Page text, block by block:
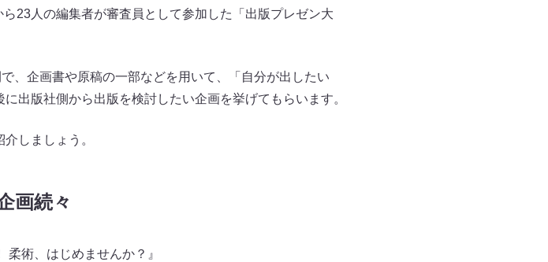
23人の編集者が審査員として参加した「出版プレゼン大
、企画書や原稿の一部などを用いて、「自分が出したい
出版社側から出版を検討したい企画を挙げてもらいます。
しましょう。
画続々
術、はじめませんか？』